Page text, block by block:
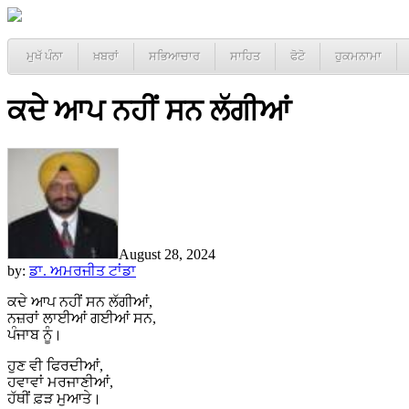
ਮੁਖੱ ਪੰਨਾ ਖ਼ਬਰਾਂ ਸਭਿਆਚਾਰ ਸਾਹਿਤ ਫੋਟੋ ਹੁਕਮਨਾਮਾ
ਕਦੇ ਆਪ ਨਹੀਂ ਸਨ ਲੱਗੀਆਂ
August 28, 2024
by:ਡਾ. ਅਮਰਜੀਤ ਟਾਂਡਾ
ਕਦੇ ਆਪ ਨਹੀਂ ਸਨ ਲੱਗੀਆਂ,
ਨਜ਼ਰਾਂ ਲਾਈਆਂ ਗਈਆਂ ਸਨ,
ਪੰਜਾਬ ਨੂੰ।
ਹੁਣ ਵੀ ਫਿਰਦੀਆਂ,
ਹਵਾਵਾਂ ਮਰਜਾਣੀਆਂ,
ਹੱਥੀਂ ਫ਼ੜ ਮੁਆਤੇ।